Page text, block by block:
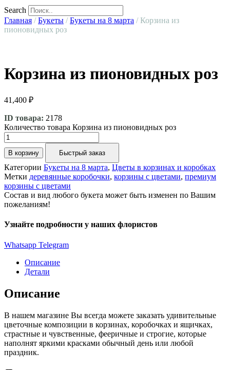
Search
Главная /Букеты /Букеты на 8 марта / Корзина из
пионовидных роз
Корзина из пионовидных роз
41,400 ₽
ID товара: 2178
Количество товара Корзина из пионовидных роз
В корзину Быстрый заказ
Категории Букеты на 8 марта, Цветы в корзинах и коробках
Метки деревянные коробочки, корзины с цветами, премиум
корзины с цветами
Состав и вид любого букета может быть изменен по Вашим
пожеланиям!
Узнайте подробности у наших флористов
Whatsapp Telegram
Описание
Детали
Описание
В нашем магазине Вы всегда можете заказать удивительные
цветочные композиции в корзинах, коробочках и ящичках,
страстные и чувственные, фееричные и строгие, которые
наполнят яркими красками обычный день или любой
праздник.